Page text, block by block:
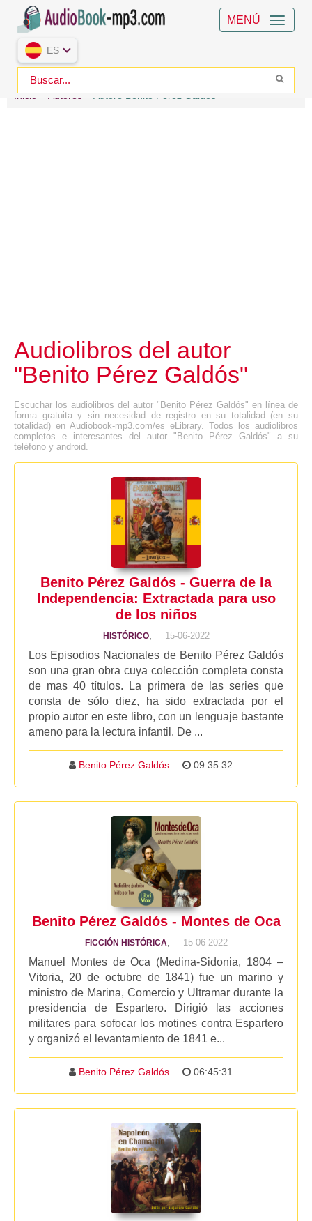
MENÚ
ES
Inicio Autores Autore Benito Pérez Galdós
Audiolibros del autor
"Benito Pérez Galdós"
Escuchar los audiolibros del autor "Benito Pérez Galdós" en línea de
forma gratuita y sin necesidad de registro en su totalidad (en su
totalidad) en Audiobook-mp3.com/es eLibrary. Todos los audiolibros
completos e interesantes del autor "Benito Pérez Galdós" a su
teléfono y android.
Benito Pérez Galdós - Guerra de la
Independencia: Extractada para uso
de los niños
HISTÓRICO, 15-06-2022
Los Episodios Nacionales de Benito Pérez Galdós
son una gran obra cuya colección completa consta
de mas 40 títulos. La primera de las series que
consta de sólo diez, ha sido extractada por el
propio autor en este libro, con un lenguaje bastante
ameno para la lectura infantil. De ...
Benito Pérez Galdós 09:35:32
Benito Pérez Galdós - Montes de Oca
FICCIÓN HISTÓRICA 15-06-2022
Manuel Montes de Oca (Medina-Sidonia, 1804 –
Vitoria, 20 de octubre de 1841) fue un marino y
ministro de Marina, Comercio y Ultramar durante la
presidencia de Espartero. Dirigió las acciones
militares para sofocar los motines contra Espartero
y organizó el levantamiento de 1841 e...
Benito Pérez Galdós 06:45:31